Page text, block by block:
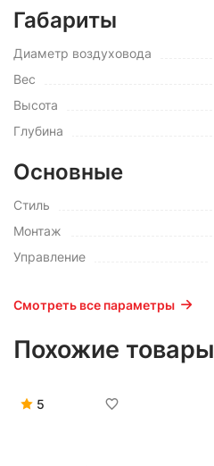
Габариты
Диаметр воздуховода
Вес
Высота
Глубина
Основные
Стиль
Монтаж
Управление
Смотреть все параметры
Похожие товары
5